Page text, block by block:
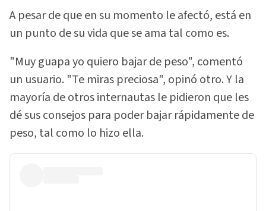
A pesar de que en su momento le afectó, está en
un punto de su vida que se ama tal como es.
"Muy guapa yo quiero bajar de peso", comentó
un usuario. "Te miras preciosa", opinó otro. Y la
mayoría de otros internautas le pidieron que les
dé sus consejos para poder bajar rápidamente de
peso, tal como lo hizo ella.